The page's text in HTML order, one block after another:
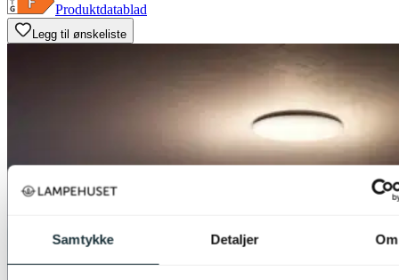
Samtykke Detaljer Om
Produktdatablad
Legg til ønskeliste